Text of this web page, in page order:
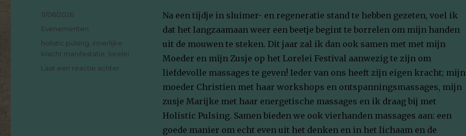
Na een tijdje in sluimer- en regeneratie stand te hebben gezeten, voel ik
dat het langzaamaan weer een beetje begint te borrelen om mijn handen
uit de mouwen te steken. Dit jaar zal ik dan ook samen met met mijn
Moeder en mijn Zusje op het Lorelei Festival aanwezig te zijn om
liefdevolle massages te geven! Ieder van ons heeft zijn eigen kracht; mijn
moeder Christien met haar workshops en ontspanningsmassages, mijn
zusje Marijke met haar energetische massages en ik draag bij met
Holistic Pulsing. Samen bieden we ook vierhanden massages aan: een
goede manier om echt even uit het denken en in het lichaam en de
Geplaatst
11/06/2026
Categorieën
Evenementen
Tags
holistic pulsing innerlijke
kracht manifestatie lorelei
Laat een reactie achter
Vrouwenfestival